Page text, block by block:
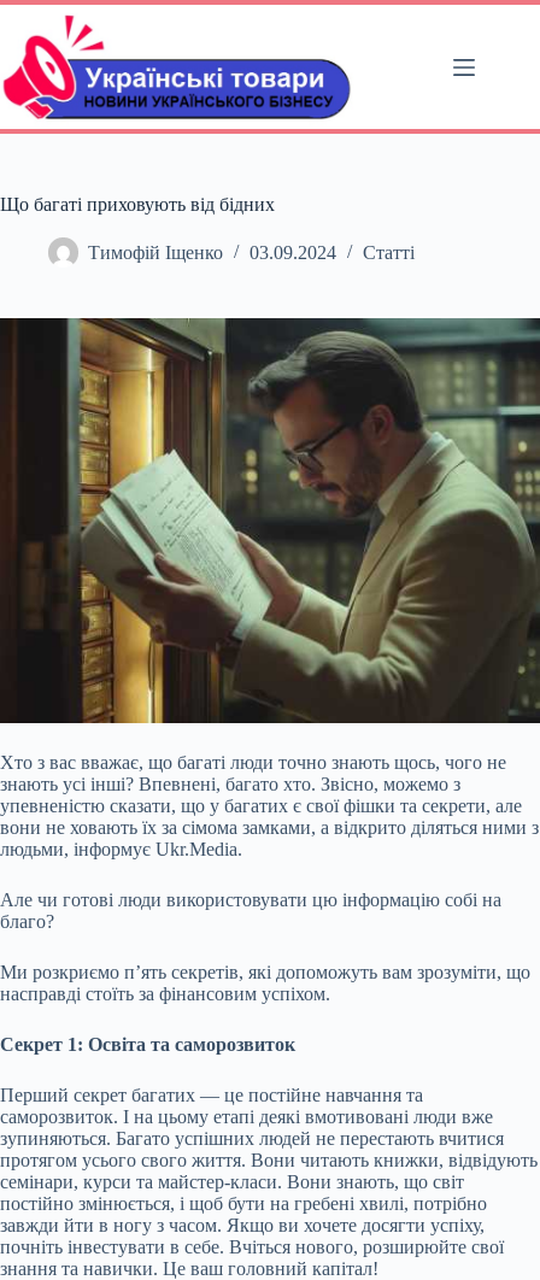
Перейти
вмісту
Що багаті приховують від бідних
Тимофій Іщенко 03.09.2024 Статті
Хто з вас вважає, що багаті люди точно знають щось, чого не
знають усі інші? Впевнені, багато хто. Звісно, можемо з
упевненістю сказати, що у багатих є свої фішки та секрети, але
вони не ховають їх за сімома замками, а відкрито діляться ними з
людьми, інформує Ukr.Media.
Але чи готові люди використовувати цю інформацію собі на
благо?
Ми розкриємо п’ять секретів, які допоможуть вам зрозуміти, що
насправді стоїть за фінансовим успіхом.
Секрет 1: Освіта та саморозвиток
Перший секрет багатих — це постійне навчання та
саморозвиток. І на цьому етапі деякі вмотивовані люди вже
зупиняються. Багато успішних людей не перестають вчитися
протягом усього свого життя. Вони читають книжки, відвідують
семінари, курси та майстер-класи. Вони знають, що світ
постійно змінюється, і щоб бути на гребені хвилі, потрібно
завжди йти в ногу з часом. Якщо ви хочете досягти успіху,
почніть інвестувати в себе. Вчіться нового, розширюйте свої
знання та навички. Це ваш головний капітал!